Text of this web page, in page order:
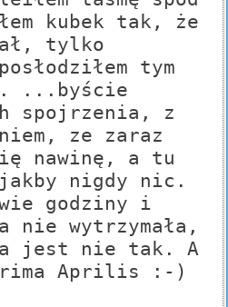
kubek tak, że
tylko
tym
...byście
spojrzenia, z
ze zaraz
nawinę, a tu
nigdy nic.
godziny i
nie wytrzymała,
jest nie tak. A
Aprilis :-)